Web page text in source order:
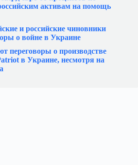
активам на помощь
и российские чиновники
о войне в Украине
о производстве
в Украине, несмотря на